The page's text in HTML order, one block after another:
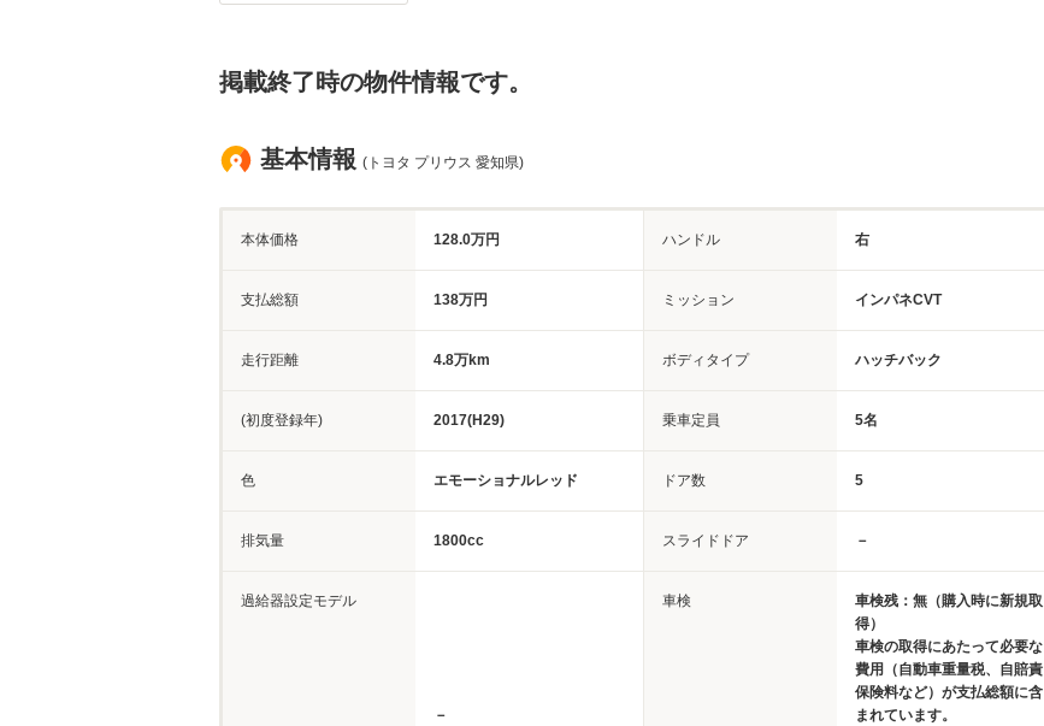
掲載終了時の物件情報です。
基本情報 (トヨタ プリウス 愛知県)
本体価格 128.0万円 ハンドル 右
支払総額 138万円 ミッション インパネCVT
走行距離 4.8万km ボディタイプ ハッチバック
(初度登録年) 2017(H29) 乗車定員 5名
色 エモーショナルレッド ドア数 5
排気量 1800cc スライドドア －
過給器設定モデル
－
車検
車検残：無（購入時に新規取
得）
車検の取得にあたって必要な
費用（自動車重量税、自賠責
保険料など）が支払総額に含
まれています。